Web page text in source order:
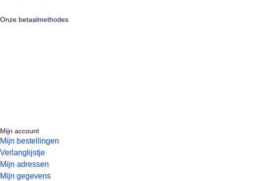
Onze betaalmethodes
Mijn account
Mijn bestellingen
Verlanglijstje
Mijn adressen
Mijn gegevens